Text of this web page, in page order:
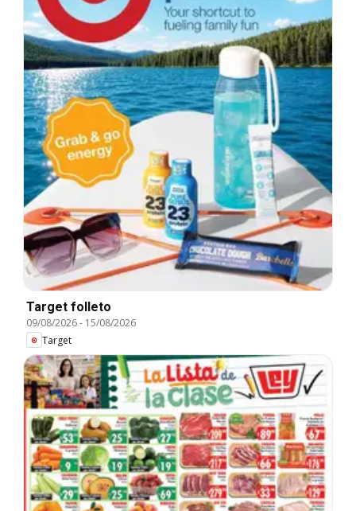
Target folleto
09/08/2026- 15/08/2026
Target